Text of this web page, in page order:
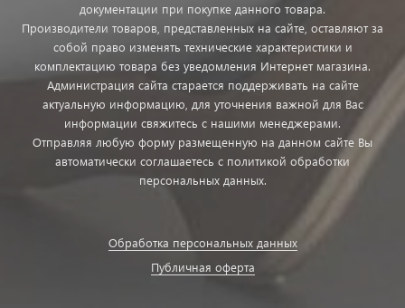
документации при покупке данного товара.
Производители товаров, представленных на сайте, оставляют за
собой право изменять технические характеристики и
комплектацию товара без уведомления Интернет магазина.
Администрация сайта старается поддерживать на сайте
актуальную информацию, для уточнения важной для Вас
информации свяжитесь с нашими менеджерами.
Отправляя любую форму размещенную на данном сайте Вы
автоматически соглашаетесь с политикой обработки
персональных данных.
Обработка персональных данных
Публичная оферта